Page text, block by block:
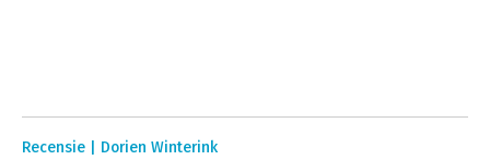
Recensie | Dorien Winterink